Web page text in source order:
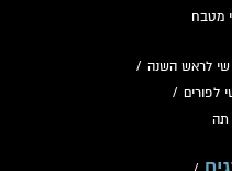
מטבח
שי לראש השנה /
לפורים /
תה